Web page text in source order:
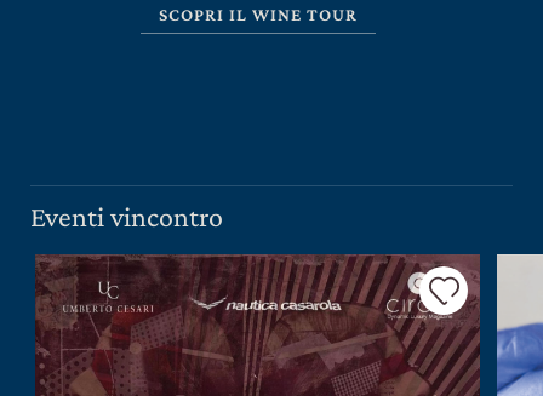
EVENTI BUSINESS
SCOPRI
IL NOSTRO SHOP
EXCLUSIVE
WINE CLUB
AREA RISERVATA
SCOPRI IL WINE TOUR
Eventi vincontro